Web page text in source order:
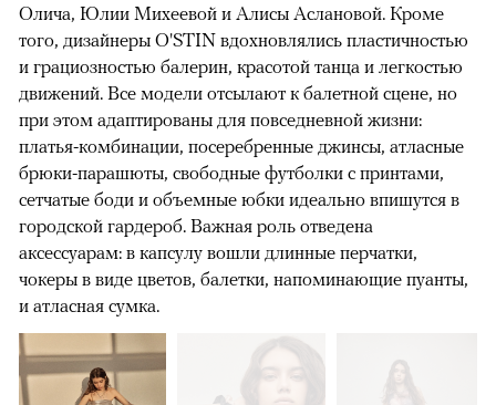
Олича, Юлии Михеевой и Алисы Аслановой. Кроме
того, дизайнеры O'STIN вдохновлялись пластичностью
и грациозностью балерин, красотой танца и легкостью
движений. Все модели отсылают к балетной сцене, но
при этом адаптированы для повседневной жизни:
платья-комбинации, посеребренные джинсы, атласные
брюки-парашюты, свободные футболки с принтами,
сетчатые боди и объемные юбки идеально впишутся в
городской гардероб. Важная роль отведена
аксессуарам: в капсулу вошли длинные перчатки,
чокеры в виде цветов, балетки, напоминающие пуанты,
и атласная сумка.